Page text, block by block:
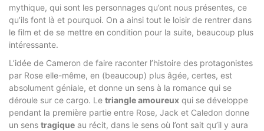
mythique, qui sont les personnages qu’ont nous présentes, ce
qu’ils font là et pourquoi. On a ainsi tout le loisir de rentrer dans
le film et de se mettre en condition pour la suite, beaucoup plus
intéressante.
L’idée de Cameron de faire raconter l’histoire des protagonistes
par Rose elle-même, en (beaucoup) plus âgée, certes, est
absolument géniale, et donne un sens à la romance qui se
déroule sur ce cargo. Le triangle amoureux qui se développe
pendant la première partie entre Rose, Jack et Caledon donne
un sens tragique au récit, dans le sens où l’ont sait qu’il y aura